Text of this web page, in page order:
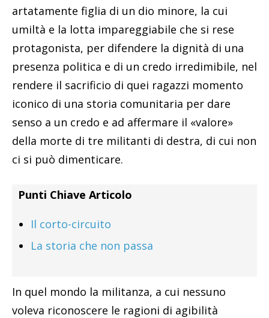
artatamente figlia di un dio minore, la cui
umiltà e la lotta impareggiabile che si rese
protagonista, per difendere la dignità di una
presenza politica e di un credo irredimibile, nel
rendere il sacrificio di quei ragazzi momento
iconico di una storia comunitaria per dare
senso a un credo e ad affermare il «valore»
della morte di tre militanti di destra, di cui non
ci si può dimenticare.
Punti Chiave Articolo
Il corto-circuito
La storia che non passa
In quel mondo la militanza, a cui nessuno
voleva riconoscere le ragioni di agibilità